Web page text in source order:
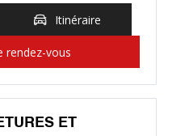
Itinéraire
rendez-vous
ET